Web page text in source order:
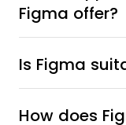
Figma offer?
Is Figma
How does